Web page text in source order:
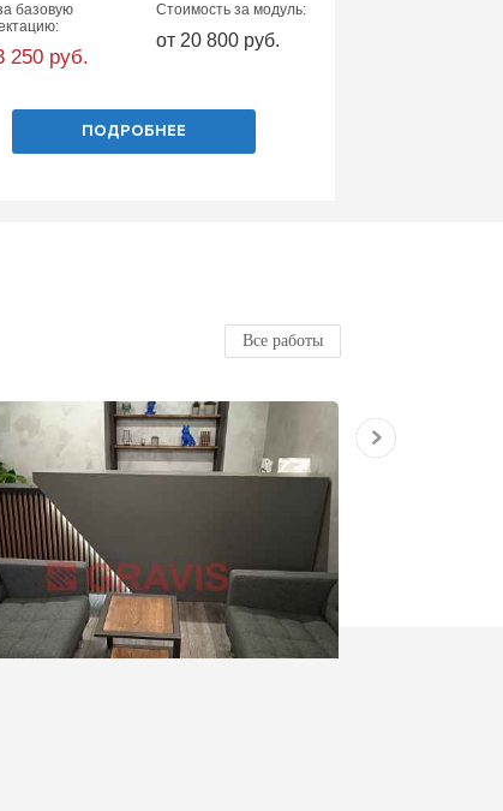
базовую
250 руб.
Стоимость за модуль:
от 20 800 руб.
ПОДРОБНЕЕ
Все работы